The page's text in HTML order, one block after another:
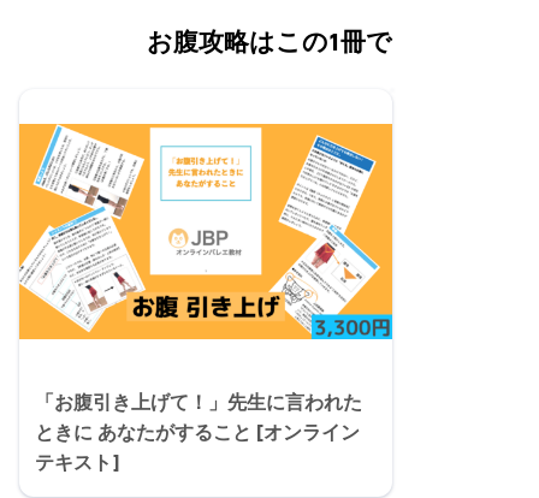
お腹攻略はこの1冊で
「お腹引き上げて！」先生に言われた
ときに あなたがすること [オンライン
テキスト]